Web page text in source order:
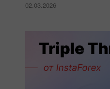
02.03.2026